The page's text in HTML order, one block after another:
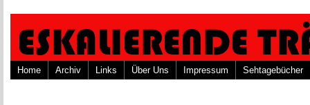
Home Archiv Links Über Uns Impressum Sehtagebücher